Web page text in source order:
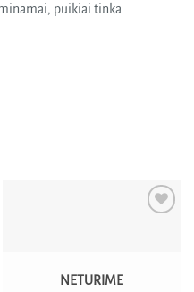
puikiai tinka
NETURIME